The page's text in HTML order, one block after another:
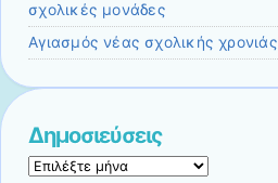
σχολικές μονάδες
Αγιασμός νέας σχολικής χρονιάς
Δημοσιεύσεις
Δημοσιεύσεις